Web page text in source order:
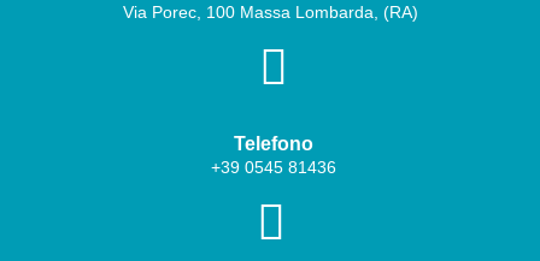
Via Porec, 100 Massa Lombarda, (RA)

Telefono
+39 0545 81436
